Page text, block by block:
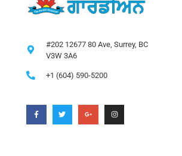
#202 12677 80 Ave, Surrey, BC
V3W 3A6
+1 (604) 590-5200